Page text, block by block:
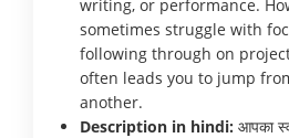
writing, or performance.
sometimes struggle with
following through on
often leads you to jump
another.
Description in hindi: आपका